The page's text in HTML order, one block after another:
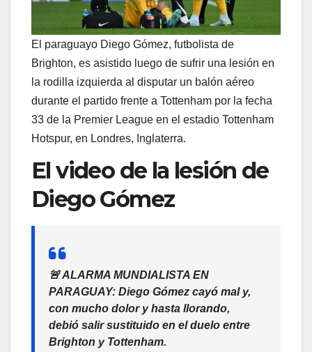
El paraguayo Diego Gómez, futbolista de
Brighton, es asistido luego de sufrir una lesión en
la rodilla izquierda al disputar un balón aéreo
durante el partido frente a Tottenham por la fecha
33 de la Premier League en el estadio Tottenham
Hotspur, en Londres, Inglaterra.
El video de la lesión de
Diego Gómez
🚨 ALARMA MUNDIALISTA EN
PARAGUAY: Diego Gómez cayó mal y,
con mucho dolor y hasta llorando,
debió salir sustituido en el duelo entre
Brighton y Tottenham.